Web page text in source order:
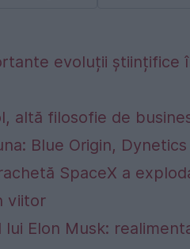
evoluții științifice
altă filosofie de
Blue Origin, Dynetics
SpaceX a
viitor
lui Elon Musk: